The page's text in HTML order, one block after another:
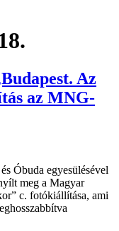
Az
az MNG-
Óbuda egyesülésével
meg a Magyar
c. fotókiállítása, ami